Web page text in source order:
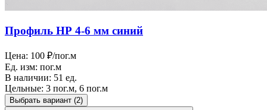
Профиль НР 4-6 мм синий
Цена: 100 ₽/пог.м
Ед. изм: пог.м
В наличии: 51 ед.
Цельные: 3 пог.м, 6 пог.м
Выбрать вариант (2)